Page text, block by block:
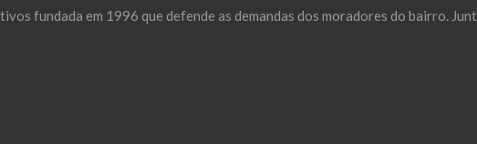
fundada em 1996 que defende as demandas dos moradores do bairro.